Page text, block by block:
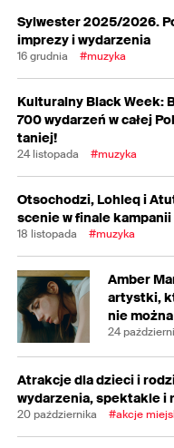
Sylwester 2025/2026.
imprezy i wydarzenia
16 grudnia #muzyka
Kulturalny Black Week:
700 wydarzeń w całej
taniej!
24 listopada #muzyka
Otsochodzi, Lohleq i
scenie w finale kampanii
18 listopada #muzyka
Amber
artystki,
nie
24
Atrakcje dla dzieci i
wydarzenia, spektakle i
20 października #akcje